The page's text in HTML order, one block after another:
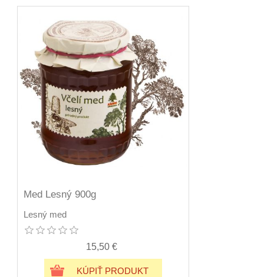
Med Lesný 900g
Lesný med
15,50 €
KÚPIŤ PRODUKT